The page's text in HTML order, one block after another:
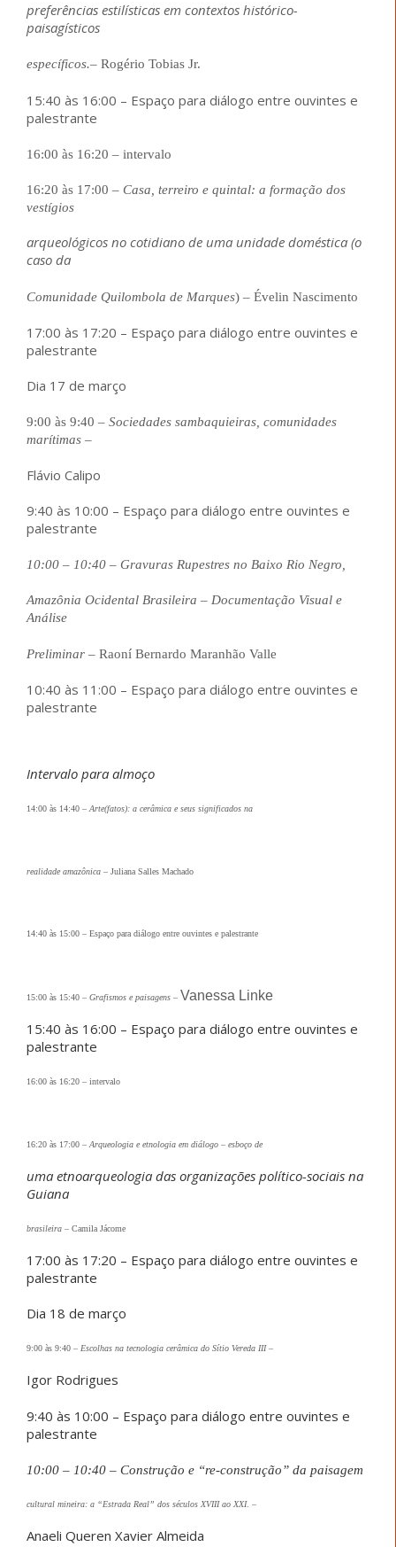
preferências estilísticas em contextos histórico-
paisagísticos
específicos.– Rogério Tobias Jr.
15:40 às 16:00 – Espaço para diálogo entre ouvintes e
palestrante
16:00 às 16:20 – intervalo
16:20 às 17:00 – Casa, terreiro e quintal: a formação dos
vestígios
arqueológicos no cotidiano de uma unidade doméstica (o
caso da
Comunidade Quilombola de Marques) – Évelin Nascimento
17:00 às 17:20 – Espaço para diálogo entre ouvintes e
palestrante
Dia 17 de março
9:00 às 9:40 – Sociedades sambaquieiras, comunidades
marítimas –
Flávio Calipo
9:40 às 10:00 – Espaço para diálogo entre ouvintes e
palestrante
10:00 – 10:40 – Gravuras Rupestres no Baixo Rio Negro,
Amazônia Ocidental Brasileira – Documentação Visual e
Análise
Preliminar – Raoní Bernardo Maranhão Valle
10:40 às 11:00 – Espaço para diálogo entre ouvintes e
palestrante
Intervalo para almoço
14:00 às 14:40 –Arte(fatos): a cerâmica e seus significados na
realidade amazônica – Juliana Salles Machado
14:40 às 15:00 – Espaço para diálogo entre ouvintes e palestrante
15:00 às 15:40 – Grafismos e paisagens – Vanessa Linke
15:40 às 16:00 – Espaço para diálogo entre ouvintes e
palestrante
16:00 às 16:20 – intervalo
16:20 às 17:00 – Arqueologia e etnologia em diálogo – esboço de
uma etnoarqueologia das organizações político-sociais na
Guiana
brasileira – Camila Jácome
17:00 às 17:20 – Espaço para diálogo entre ouvintes e
palestrante
Dia 18 de março
9:00 às 9:40 – Escolhas na tecnologia cerâmica do Sítio Vereda III–
Igor Rodrigues
9:40 às 10:00 – Espaço para diálogo entre ouvintes e
palestrante
10:00 – 10:40 – Construção e “re-construção” da paisagem
cultural mineira: a “Estrada Real” dos séculos XVIII ao XXI. –
Anaeli Queren Xavier Almeida